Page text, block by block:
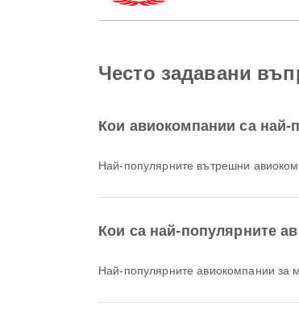
Често задавани
Кои авиокомпании са
Най-популярните вътрешни
Кои са най-популярните
Най-популярните авиокомпании за